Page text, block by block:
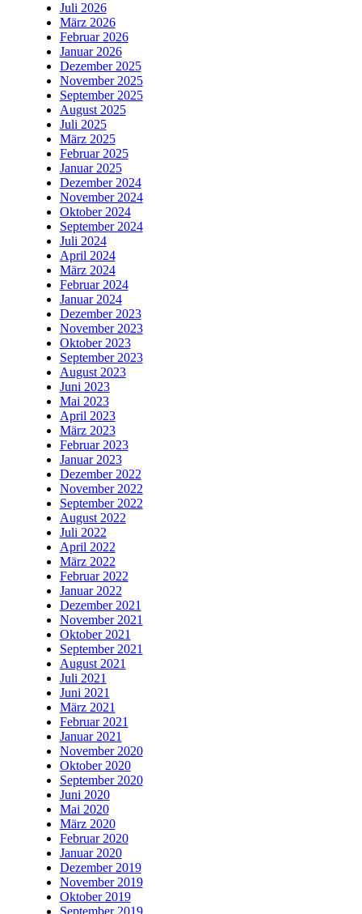
Juli 2026
März 2026
Februar 2026
Januar 2026
Dezember 2025
November 2025
September 2025
August 2025
Juli 2025
März 2025
Februar 2025
Januar 2025
Dezember 2024
November 2024
Oktober 2024
September 2024
Juli 2024
April 2024
März 2024
Februar 2024
Januar 2024
Dezember 2023
November 2023
Oktober 2023
September 2023
August 2023
Juni 2023
Mai 2023
April 2023
März 2023
Februar 2023
Januar 2023
Dezember 2022
November 2022
September 2022
August 2022
Juli 2022
April 2022
März 2022
Februar 2022
Januar 2022
Dezember 2021
November 2021
Oktober 2021
September 2021
August 2021
Juli 2021
Juni 2021
März 2021
Februar 2021
Januar 2021
November 2020
Oktober 2020
September 2020
Juni 2020
Mai 2020
März 2020
Februar 2020
Januar 2020
Dezember 2019
November 2019
Oktober 2019